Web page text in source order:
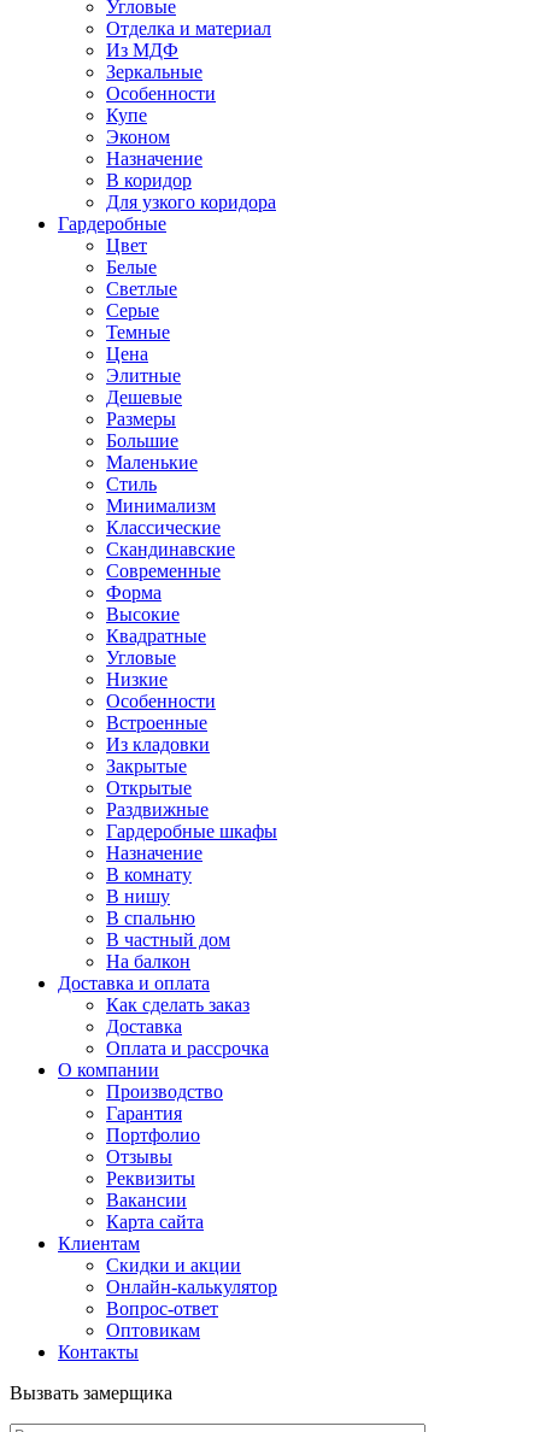
Угловые
Отделка и материал
Из МДФ
Зеркальные
Особенности
Купе
Эконом
Назначение
В коридор
Для узкого коридора
Гардеробные
Цвет
Белые
Светлые
Серые
Темные
Цена
Элитные
Дешевые
Размеры
Большие
Маленькие
Стиль
Минимализм
Классические
Скандинавские
Современные
Форма
Высокие
Квадратные
Угловые
Низкие
Особенности
Встроенные
Из кладовки
Закрытые
Открытые
Раздвижные
Гардеробные шкафы
Назначение
В комнату
В нишу
В спальню
В частный дом
На балкон
Доставка и оплата
Как сделать заказ
Доставка
Оплата и рассрочка
О компании
Производство
Гарантия
Портфолио
Отзывы
Реквизиты
Вакансии
Карта сайта
Клиентам
Скидки и акции
Онлайн-калькулятор
Вопрос-ответ
Оптовикам
Контакты
Вызвать замерщика